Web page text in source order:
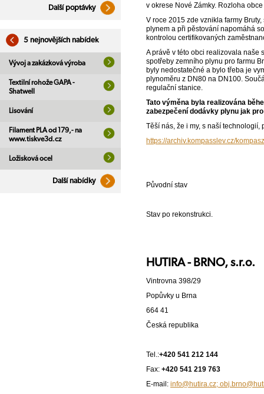
Další poptávky
5 nejnovějších nabídek
Vývoj a zakázková výroba
Textilní rohože GAPA -
Shatwell
Lisování
Filament PLA od 179,- na
www.tiskve3d.cz
Ložisková ocel
Další nabídky
v okrese Nové Zámky. Rozloha
V roce 2015 zde vznikla farmy
plynem a při pěstování napomáhá
kontrolou certifikovaných
A právě v této obci realizovala naše
spotřeby zemního plynu pro farmu
byly nedostatečné a bylo třeba je
plynoměru z DN80 na DN100.
regulační stanice.
Tato výměna byla realizována
zabezpečení dodávky plynu jak
Těší nás, že i my, s naší
https://archiv.kompasslev.cz/
Původní stav
Stav po rekonstrukci.
HUTIRA - BRNO, s.r.o.
Vintrovna 398/29
Popůvky u Brna
664 41
Česká republika
Tel.:+420 541 212 144
Fax: +420 541 219 763
E-mail: info@hutira.cz;